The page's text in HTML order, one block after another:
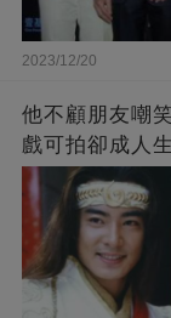
2023/12/20
他不顧朋友嘲
戲可拍卻成人